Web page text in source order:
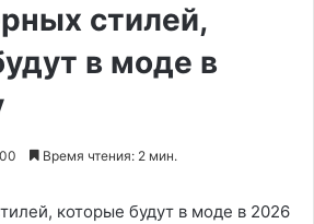
стилей,
в моде в
Время чтения: 2 мин.